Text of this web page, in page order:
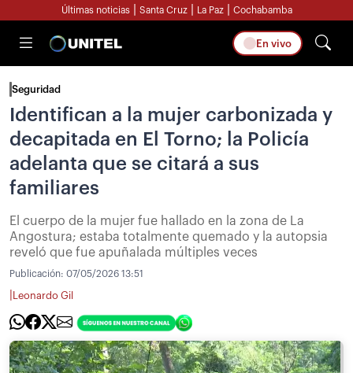
Últimas noticias Santa Cruz La Paz Cochabamba
En vivo
Seguridad
Identifican a la mujer carbonizada y
decapitada en El Torno; la Policía
adelanta que se citará a sus
familiares
El cuerpo de la mujer fue hallado en la zona de La
Angostura; estaba totalmente quemado y la autopsia
reveló que fue apuñalada múltiples veces
Publicación: 07/05/2026 13:51
Leonardo Gil